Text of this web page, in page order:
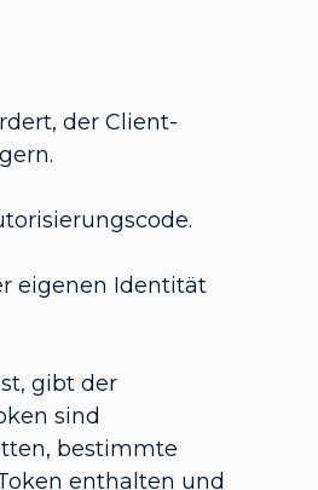
der Client-
eigenen Identität
gibt der
sind
bestimmte
enthalten und